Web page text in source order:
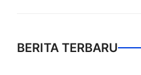
BERITA TERBARU